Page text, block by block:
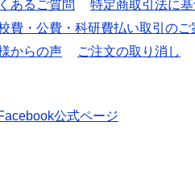
あるご質問
特定商取引法に
費・公費・科研費払い取引のご
からの声 ご注文の取り消し
公式ページ